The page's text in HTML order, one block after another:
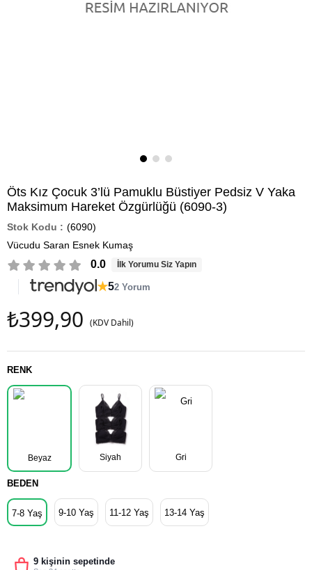
Öts Kız Çocuk 3’lü Pamuklu Büstiyer Pedsiz V Yaka
Maksimum Hareket Özgürlüğü (6090-3)
(6090)
Vücudu Saran Esnek Kumaş
0.0 İlk Yorumu Siz Yapın
★52 Yorum
₺399,90 (KDV Dahil)
RENK
Beyaz Siyah Gri
BEDEN
7-8 Yaş 9-10 Yaş 11-12 Yaş 13-14 Yaş
9 kişinin sepetinde